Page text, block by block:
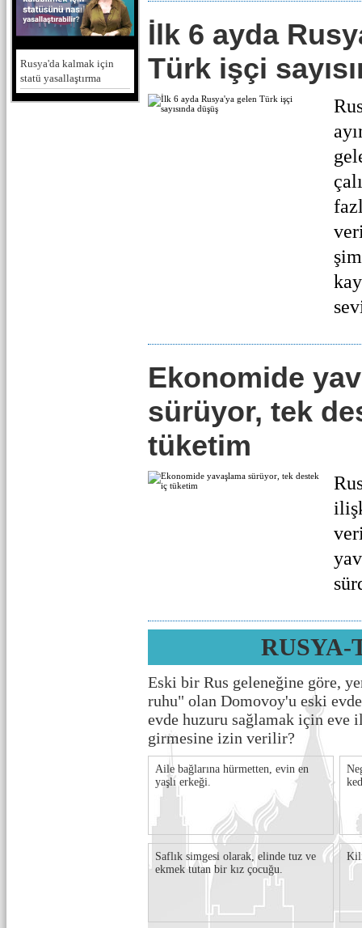
Rusya'da kalmak için
statü yasallaştırma
İlk 6 ayda
Türk işçi
Ekonomide
sürüyor, tek
tüketim
RUSYA-
Eski bir Rus geleneğine göre,
ruhu" olan Domovoy'u eski
evde huzuru sağlamak için
girmesine izin verilir?
Aile bağlarına hürmetten, evin en
yaşlı erkeği.
Saflık simgesi olarak, elinde tuz ve
ekmek tutan bir kız çocuğu.